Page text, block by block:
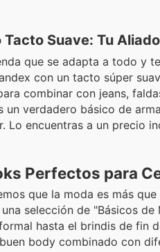
Suave: Tu
que se adapta a todo y
con un tacto súper
combinar con jeans,
un verdadero básico de
Lo encuentras a un precio
Perfectos para
que la moda es más
selección de "Básicos
hasta el brindis de fin
body combinado con